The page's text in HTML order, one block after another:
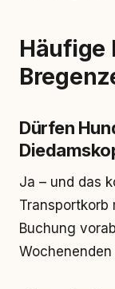
Häufige
Dürfen
Ja – und das
Transportkorb
Buchung